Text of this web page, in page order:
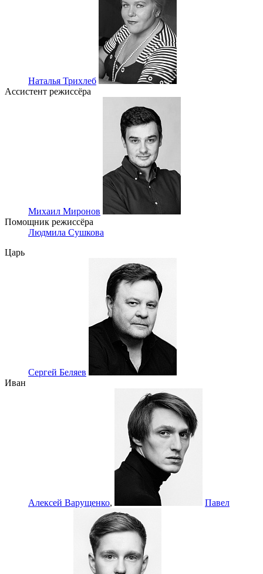
Наталья Трихлеб
Ассистент режиссёра
Михаил Миронов
Помощник режиссёра
Людмила Сушкова
Царь
Сергей Беляев
Иван
Алексей Варущенко, Павел